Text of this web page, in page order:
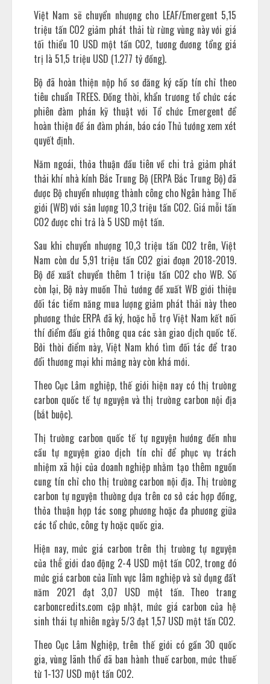
Việt Nam sẽ chuyển nhượng cho LEAF/Emergent 5,15
triệu tấn CO2 giảm phát thải từ rừng vùng này với giá
tối thiểu 10 USD một tấn CO2, tương đương tổng giá
trị là 51,5 triệu USD (1.277 tỷ đồng).
Bộ đã hoàn thiện nộp hồ sơ đăng ký cấp tín chỉ theo
tiêu chuẩn TREES. Đồng thời, khẩn trương tổ chức các
phiên đàm phán kỹ thuật với Tổ chức Emergent để
hoàn thiện đề án đàm phán, báo cáo Thủ tướng xem xét
quyết định.
Năm ngoái, thỏa thuận đầu tiên về chi trả giảm phát
thải khí nhà kính Bắc Trung Bộ (ERPA Bắc Trung Bộ) đã
được Bộ chuyển nhượng thành công cho Ngân hàng Thế
giới (WB) với sản lượng 10,3 triệu tấn CO2. Giá mỗi tấn
CO2 được chi trả là 5 USD một tấn.
Sau khi chuyển nhượng 10,3 triệu tấn CO2 trên, Việt
Nam còn dư 5,91 triệu tấn CO2 giai đoạn 2018-2019.
Bộ đề xuất chuyển thêm 1 triệu tấn CO2 cho WB. Số
còn lại, Bộ này muốn Thủ tướng đề xuất WB giới thiệu
đối tác tiềm năng mua lượng giảm phát thải này theo
phương thức ERPA đã ký, hoặc hỗ trợ Việt Nam kết nối
thí điểm đấu giá thông qua các sàn giao dịch quốc tế.
Bởi thời điểm này, Việt Nam khó tìm đối tác để trao
đổi thương mại khi mảng này còn khá mới.
Theo Cục Lâm nghiệp, thế giới hiện nay có thị trường
carbon quốc tế tự nguyện và thị trường carbon nội địa
(bắt buộc).
Thị trường carbon quốc tế tự nguyện hướng đến nhu
cầu tự nguyện giao dịch tín chỉ để phục vụ trách
nhiệm xã hội của doanh nghiệp nhằm tạo thêm nguồn
cung tín chỉ cho thị trường carbon nội địa. Thị trường
carbon tự nguyện thường dựa trên cơ sở các hợp đồng,
thỏa thuận hợp tác song phương hoặc đa phương giữa
các tổ chức, công ty hoặc quốc gia.
Hiện nay, mức giá carbon trên thị trường tự nguyện
của thế́ giới dao động 2-4 USD một tấn CO2, trong đó
mức giá carbon của lĩnh vực lâm nghiệp và sử dụng đất
năm 2021 đạt 3,07 USD một tấn. Theo trang
carboncredits.com cập nhật, mức giá carbon của hệ
sinh thái tự nhiên ngày 5/3 đạt 1,57 USD một tấn CO2.
Theo Cục Lâm Nghiệp, trên thế giới có gần 30 quốc
gia, vùng lãnh thổ đã ban hành thuế carbon, mức thuế
từ 1-137 USD một tấn CO2.